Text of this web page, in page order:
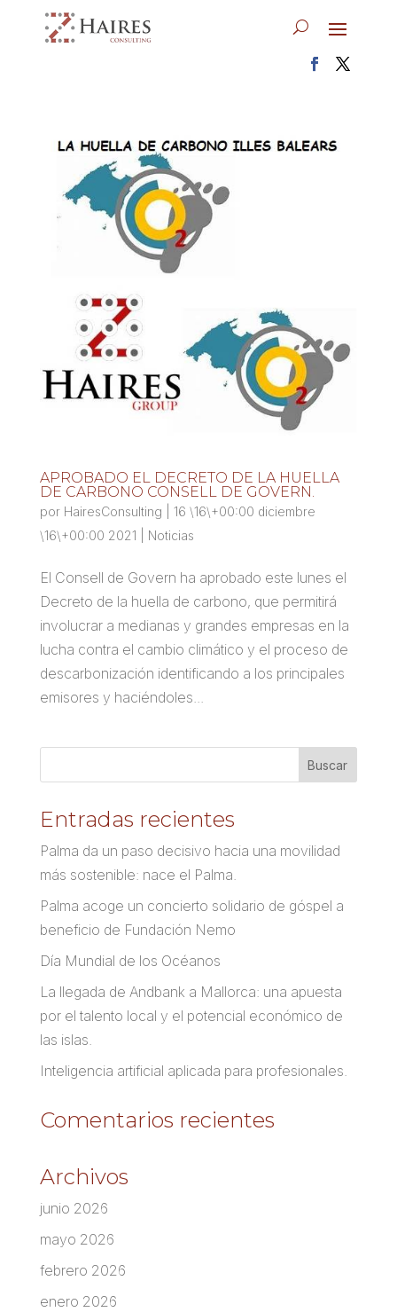
APROBADO EL DECRETO DE LA HUELLA
DE CARBONO CONSELL DE GOVERN.
por HairesConsulting
16 \16\+00:00 diciembre
\16\+00:00 2021
Noticias
El Consell de Govern ha aprobado este lunes el
Decreto de la huella de carbono, que permitirá
involucrar a medianas y grandes empresas en la
lucha contra el cambio climático y el proceso de
descarbonización identificando a los principales
emisores y haciéndoles...
Entradas recientes
Palma da un paso decisivo hacia una movilidad
más sostenible: nace el Palma.
Palma acoge un concierto solidario de góspel a
beneficio de Fundación Nemo
Día Mundial de los Océanos
La llegada de Andbank a Mallorca: una apuesta
por el talento local y el potencial económico de
las islas.
Inteligencia artificial aplicada para profesionales.
Comentarios recientes
Archivos
junio 2026
mayo 2026
febrero 2026
enero 2026